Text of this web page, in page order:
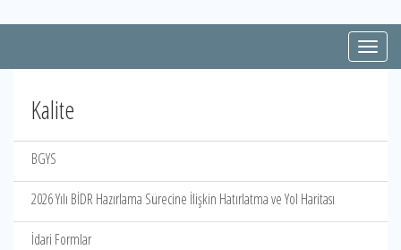
Kalite
BGYS
2026 Yılı BİDR Hazırlama Sürecine İlişkin Hatırlatma ve Yol Haritası
İdari Formlar